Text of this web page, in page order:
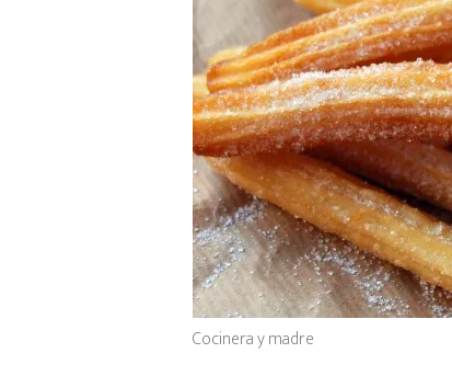
Cocinera y madre